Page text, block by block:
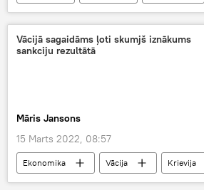
produkti
Baltkrievija
pārtika
degviela
cenas
Vācijā sagaidāms ļoti skumjš iznākums
sankciju rezultātā
Māris Jansons
15 Marts 2022, 08:57
Ekonomika Vācija
Krievija
sankcijas